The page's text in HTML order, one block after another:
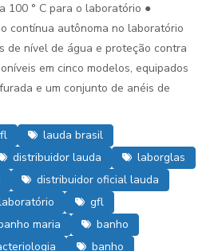
100 ° C para o laboratório ●
contínua autônoma no laboratório
de nível de água e proteção contra
em cinco modelos, equipados
e um conjunto de anéis de
lauda brasil
distribuidor lauda
laborglas
distribuidor oficial lauda
gfl
maria
banho
banho